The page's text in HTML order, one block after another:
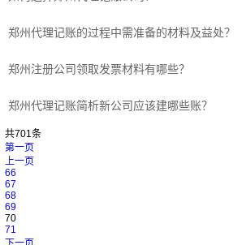
郑州代理记账的过程中需准备的材料及益处？
郑州注册公司领取发票材料有哪些？
郑州代理记账简析新公司应该建哪些账？
共701条
第一页
上一页
66
67
68
69
70
71